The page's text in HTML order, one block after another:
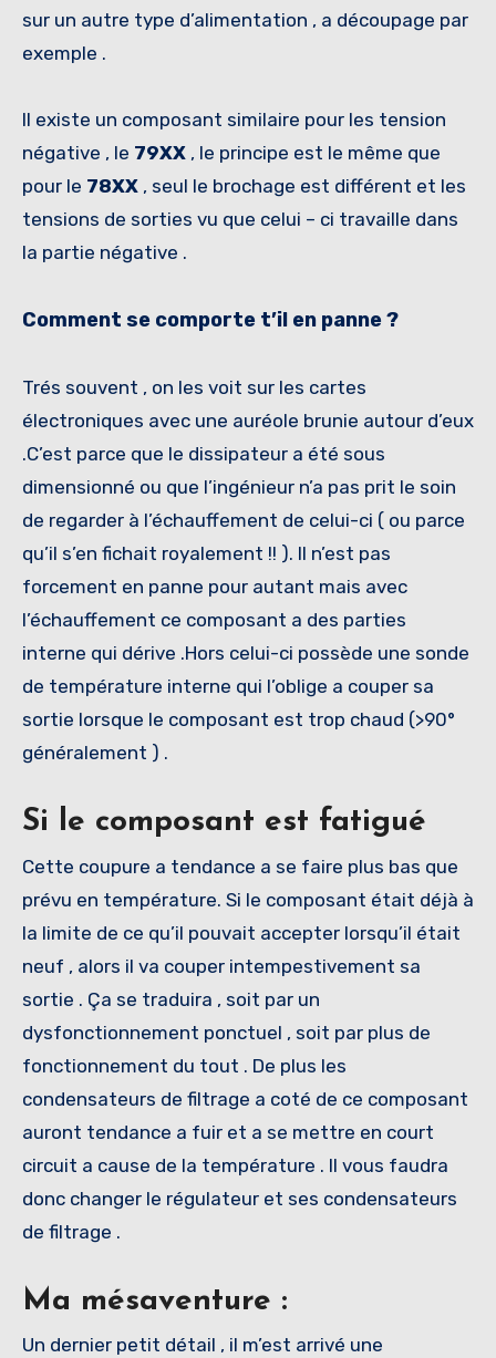
sur un autre type d’alimentation , a découpage par
exemple .
Il existe un composant similaire pour les tension
négative , le 79XX , le principe est le même que
pour le 78XX , seul le brochage est différent et les
tensions de sorties vu que celui – ci travaille dans
la partie négative .
Comment se comporte t’il en panne ?
Trés souvent , on les voit sur les cartes
électroniques avec une auréole brunie autour d’eux
.C’est parce que le dissipateur a été sous
dimensionné ou que l’ingénieur n’a pas prit le soin
de regarder à l’échauffement de celui-ci ( ou parce
qu’il s’en fichait royalement !! ). Il n’est pas
forcement en panne pour autant mais avec
l’échauffement ce composant a des parties
interne qui dérive .Hors celui-ci possède une sonde
de température interne qui l’oblige a couper sa
sortie lorsque le composant est trop chaud (>90°
généralement ) .
Si le composant est fatigué
Cette coupure a tendance a se faire plus bas que
prévu en température. Si le composant était déjà à
la limite de ce qu’il pouvait accepter lorsqu’il était
neuf , alors il va couper intempestivement sa
sortie . Ça se traduira , soit par un
dysfonctionnement ponctuel , soit par plus de
fonctionnement du tout . De plus les
condensateurs de filtrage a coté de ce composant
auront tendance a fuir et a se mettre en court
circuit a cause de la température . Il vous faudra
donc changer le régulateur et ses condensateurs
de filtrage .
Ma mésaventure :
Un dernier petit détail , il m’est arrivé une